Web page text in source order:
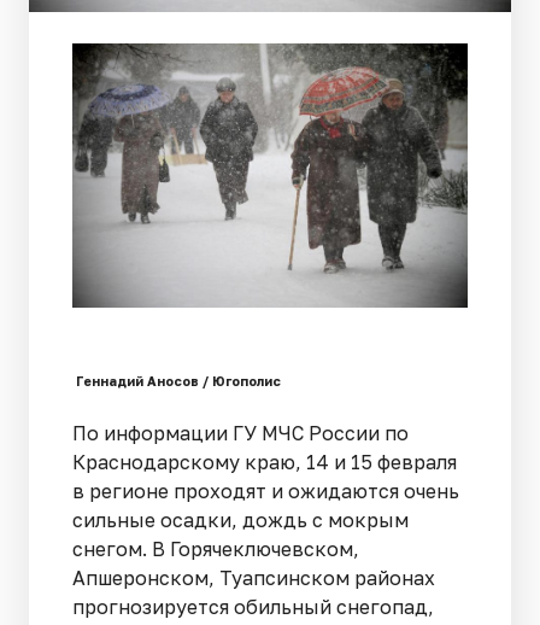
Геннадий Аносов / Югополис
По информации ГУ МЧС России по
Краснодарскому краю, 14 и 15 февраля
в регионе проходят и ожидаются очень
сильные осадки, дождь с мокрым
снегом. В Горячеключевском,
Апшеронском, Туапсинском районах
прогнозируется обильный снегопад,